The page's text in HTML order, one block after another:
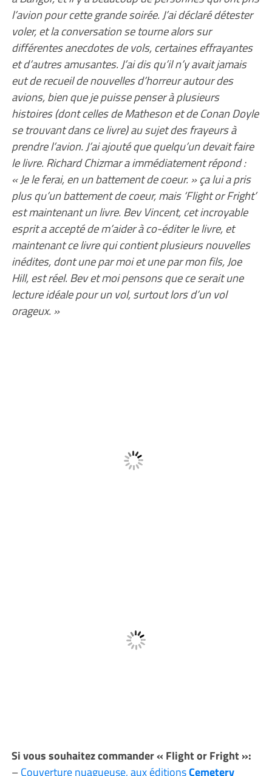
l’avion pour cette grande soirée. J’ai déclaré détester
voler, et la conversation se tourne alors sur
différentes anecdotes de vols, certaines effrayantes
et d’autres amusantes. J’ai dis qu’il n’y avait jamais
eut de recueil de nouvelles d’horreur autour des
avions, bien que je puisse penser à plusieurs
histoires (dont celles de Matheson et de Conan Doyle
se trouvant dans ce livre) au sujet des frayeurs à
prendre l’avion. J’ai ajouté que quelqu’un devait faire
le livre. Richard Chizmar a immédiatement répond :
« Je le ferai, en un battement de coeur. » ça lui a pris
plus qu’un battement de coeur, mais ‘Flight or Fright’
est maintenant un livre. Bev Vincent, cet incroyable
esprit a accepté de m’aider à co-éditer le livre, et
maintenant ce livre qui contient plusieurs nouvelles
inédites, dont une par moi et une par mon fils, Joe
Hill, est réel. Bev et moi pensons que ce serait une
lecture idéale pour un vol, surtout lors d’un vol
orageux. »
Si vous souhaitez commander « Flight or Fright »:
–Couverture nuagueuse, aux éditionsCemetery